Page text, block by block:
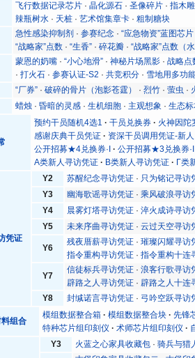
飞行数据记录芯片 ·晶化源石 ·圣像碎片 ·指木雕
辣瓶树水 · 天桩 ·艺术馆集章卡 ·粗制糖块
急性感染抑制剂 ·参赛纪念 ·“应急物资”蓝图芯片
“战略家”点数 ·“生香” ·碎花瓣 ·“战略家”点数（
蒙恩的奶嘴 ·“小心地滑” ·神秘片场黑影 ·战略点
·打火石 ·参赛认证-S2 ·共竞积分 · 雪地用多功
“厂券” ·破碎的骨片（泡影苍霆） ·烈竹 ·萤虫 ·
蜡烛 ·昏暗的灵感 ·生机细胞 · 主观想象 ·生态
预约干员随机4选1 干员兑换券 火神因陀
感谢庆典干员凭证
资深干员调用凭证-新人
公开招募★4兑换券·I
公开招募★3兑换券·I
Α类新人寻访凭证
Β类新人寻访凭证 Γ类
凭证
Y2 苏醒纪念寻访凭证 · 只为铭记寻访
Y3
幽海歌谣寻访凭证 ·乘风破浪寻访
Y4
晨雾灯塔寻访凭证 ·淬火成诗寻访
Y5
未来序曲寻访凭证 ·云过天空寻访
Y6
残夜厝薪寻访凭证 ·璀璨闪耀寻访
指令重构寻访凭证 ·指令重构十连
Y7
信徒标兵寻访凭证 ·浪客行歌寻访
辟路之人寻访凭证 · 辟路之人十连
Y8
封缄诺言寻访凭证 · 弓吟空跃寻访
组合
模组数据整合箱 模组数据整合块 先锋
特种芯片组印刻仪
术师芯片组印刻仪
Y3 火蓝之心家具收藏包 ·骑兵与猎